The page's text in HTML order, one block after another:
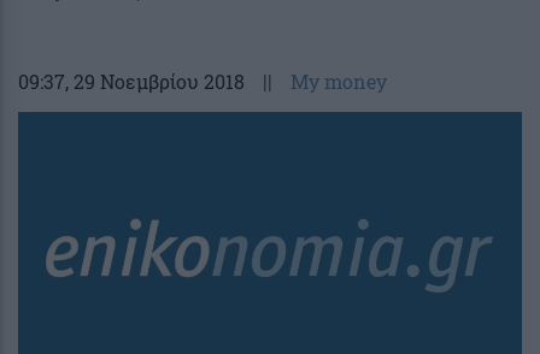
09:37, 29 Νοεμβρίου 2018 || My money